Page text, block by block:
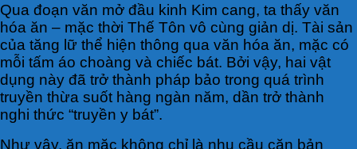
Qua đoạn văn mở đầu kinh Kim cang, ta thấy văn
hóa ăn – mặc thời Thế Tôn vô cùng giản dị. Tài sản
của tăng lữ thể hiện thông qua văn hóa ăn, mặc có
mỗi tấm áo choàng và chiếc bát. Bởi vậy, hai vật
dụng này đã trở thành pháp bảo trong quá trình
truyền thừa suốt hàng ngàn năm, dần trở thành
nghi thức “truyền y bát”.
Như vậy, ăn mặc không chỉ là nhu cầu căn bản